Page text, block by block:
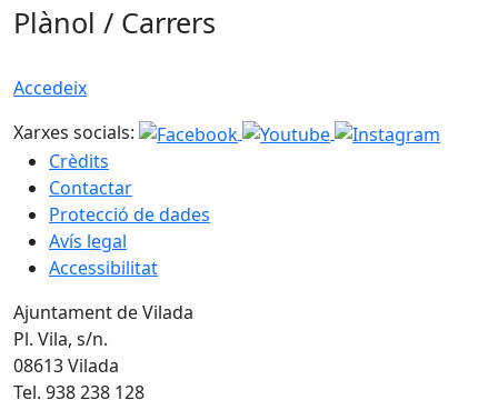
Plànol / Carrers
Accedeix
Xarxes socials:
Crèdits
Contactar
Protecció de dades
Avís legal
Accessibilitat
Ajuntament de Vilada
Pl. Vila, s/n.
08613 Vilada
Tel. 938 238 128